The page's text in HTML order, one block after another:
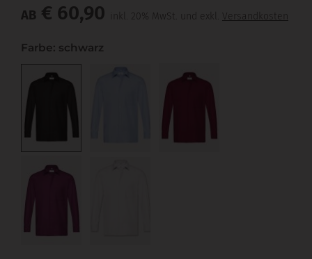
AB € 60,90 inkl. 20% MwSt. und exkl. Versandkosten
Farbe: schwarz